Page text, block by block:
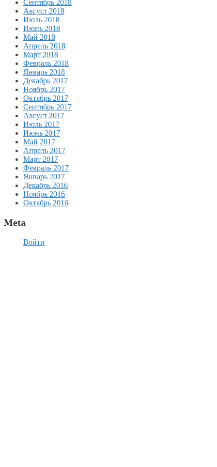
Сентябрь 2018
Август 2018
Июль 2018
Июнь 2018
Май 2018
Апрель 2018
Март 2018
Февраль 2018
Январь 2018
Декабрь 2017
Ноябрь 2017
Октябрь 2017
Сентябрь 2017
Август 2017
Июль 2017
Июнь 2017
Май 2017
Апрель 2017
Март 2017
Февраль 2017
Январь 2017
Декабрь 2016
Ноябрь 2016
Октябрь 2016
Meta
Войти